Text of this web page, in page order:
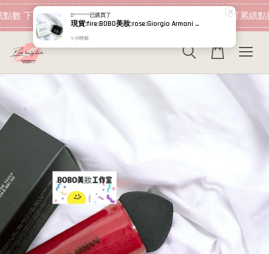
數 下筆消費即可折抵 現在去購物！ 加入會員 消費即可累績點
D*********已購買了
現貨:fire:BOBO美妝:rose:Giorgio Armani 黑曜岩新生奇蹟乳霜 輕乳霜 經典版 15ml 5ml小樣 GA
9 小時前